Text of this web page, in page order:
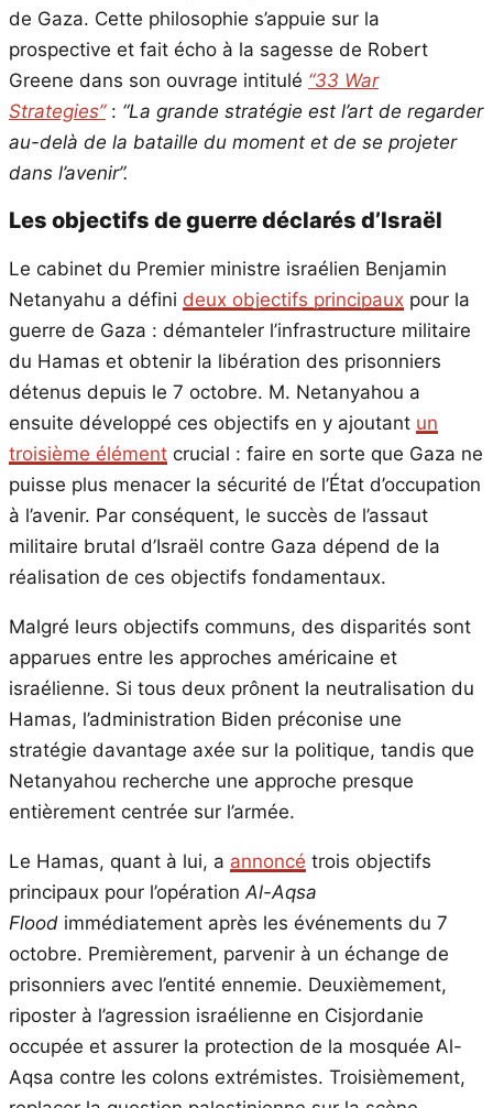
de Gaza. Cette philosophie s’appuie sur la
prospective et fait écho à la sagesse de Robert
Greene dans son ouvrage intitulé “33 War
Strategies”: “La grande stratégie est l’art de regarder
au-delà de la bataille du moment et de se projeter
dans l’avenir”.
Les objectifs de guerre déclarés d’Israël
Le cabinet du Premier ministre israélien Benjamin
Netanyahu a défini deux objectifs principaux pour la
guerre de Gaza : démanteler l’infrastructure militaire
du Hamas et obtenir la libération des prisonniers
détenus depuis le 7 octobre. M. Netanyahou a
ensuite développé ces objectifs en y ajoutant un
troisième élément crucial : faire en sorte que Gaza ne
puisse plus menacer la sécurité de l’État d’occupation
à l’avenir. Par conséquent, le succès de l’assaut
militaire brutal d’Israël contre Gaza dépend de la
réalisation de ces objectifs fondamentaux.
Malgré leurs objectifs communs, des disparités sont
apparues entre les approches américaine et
israélienne. Si tous deux prônent la neutralisation du
Hamas, l’administration Biden préconise une
stratégie davantage axée sur la politique, tandis que
Netanyahou recherche une approche presque
entièrement centrée sur l’armée.
Le Hamas, quant à lui, a annoncé trois objectifs
principaux pour l’opération Al-Aqsa
Flood immédiatement après les événements du 7
octobre. Premièrement, parvenir à un échange de
prisonniers avec l’entité ennemie. Deuxièmement,
riposter à l’agression israélienne en Cisjordanie
occupée et assurer la protection de la mosquée Al-
Aqsa contre les colons extrémistes. Troisièmement,